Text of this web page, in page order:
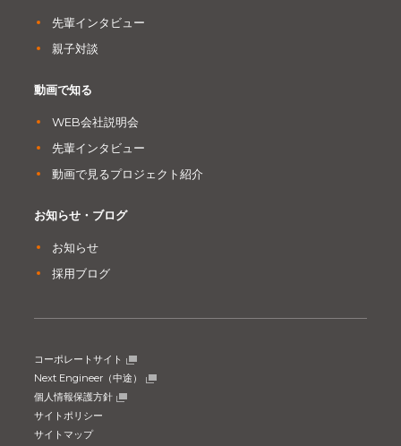
先輩インタビュー
親子対談
動画で知る
WEB会社説明会
先輩インタビュー
動画で見るプロジェクト紹介
お知らせ・ブログ
お知らせ
採用ブログ
コーポレートサイト
Next Engineer（中途）
個人情報保護方針
サイトポリシー
サイトマップ